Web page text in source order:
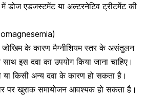
में डोज एडजस्टमेंट या अल्टरनेटिव ट्रीटमेंट की
जोखिम के कारण मैग्नीशियम स्तर के असंतुलन
साथ इस दवा का उपयोग किया जाना चाहिए।
या किसी अन्य दवा के कारण हो सकता है।
पर खुराक समायोजन आवश्यक हो सकता है।